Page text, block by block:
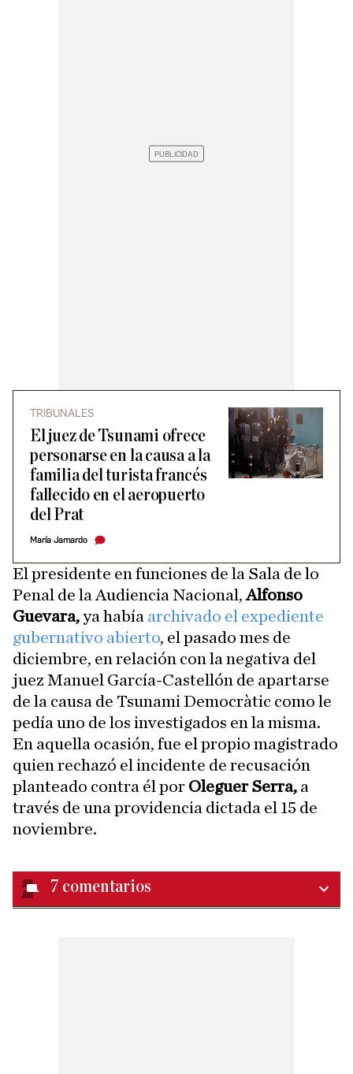
TRIBUNALES
El juez de Tsunami ofrece
personarse en la causa a la
familia del turista francés
fallecido en el aeropuerto
del Prat
María Jamardo
El presidente en funciones de la Sala de lo
Penal de la Audiencia Nacional,Alfonso
Guevara,ya había archivado el expediente
gubernativo abierto, el pasado mes de
diciembre, en relación con la negativa del
juez Manuel García-Castellón de apartarse
de la causa de Tsunami Democràtic como le
pedía uno de los investigados en la misma.
En aquella ocasión, fue el propio magistrado
quien rechazó el incidente de recusación
planteado contra él por Oleguer Serra, a
través de una providencia dictada el 15 de
noviembre.
7 comentarios